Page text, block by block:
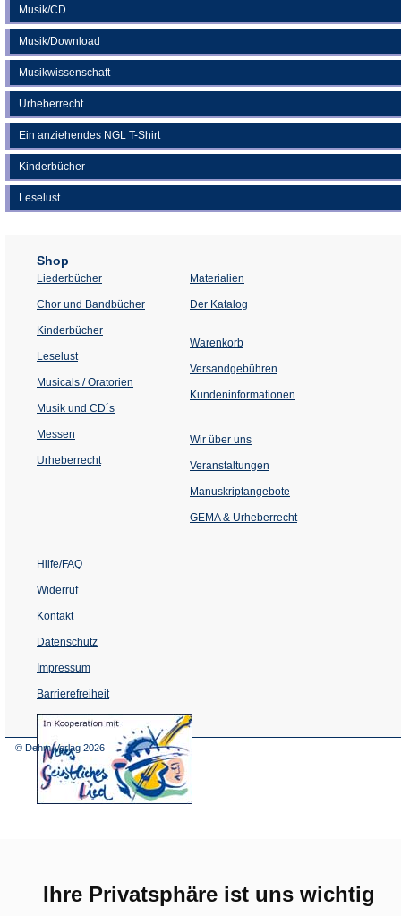
Ihre Privatsphäre ist uns wichtig
Musik/CD
Musik/Download
Musikwissenschaft
Urheberrecht
Ein anziehendes NGL T-Shirt
Kinderbücher
Leselust
Shop
Liederbücher
Chor und Bandbücher
Kinderbücher
Leselust
Musicals / Oratorien
Musik und CD´s
Messen
Urheberrecht
Materialien
Der Katalog
Warenkorb
Versandgebühren
Kundeninformationen
Wir über uns
Veranstaltungen
einem
Tab)
Manuskriptangebote
GEMA & Urheberrecht
Hilfe/FAQ
Widerruf
Kontakt
Datenschutz
Impressum
Barrierefreiheit
(Öffnet
in
© Dehm Verlag 2026